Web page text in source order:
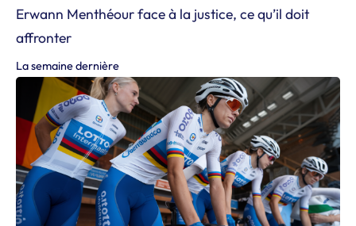
Erwann Menthéour face à la justice, ce qu’il doit
affronter
La semaine dernière